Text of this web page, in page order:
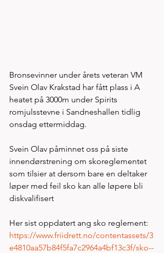
Bronsevinner under årets veteran VM
Svein Olav Krakstad har fått plass i A
heatet på 3000m under Spirits
romjulsstevne i Sandneshallen tidlig
onsdag ettermiddag.
Svein Olav påminnet oss på siste
innendørstrening om skoreglementet
som tilsier at dersom bare en deltaker
løper med feil sko kan alle løpere bli
diskvalifisert
Her sist oppdatert ang sko reglement:
https://www.friidrett.no/contentassets/3
e4810aa57b84f5fa7c2964a4bf13c3f/sko--